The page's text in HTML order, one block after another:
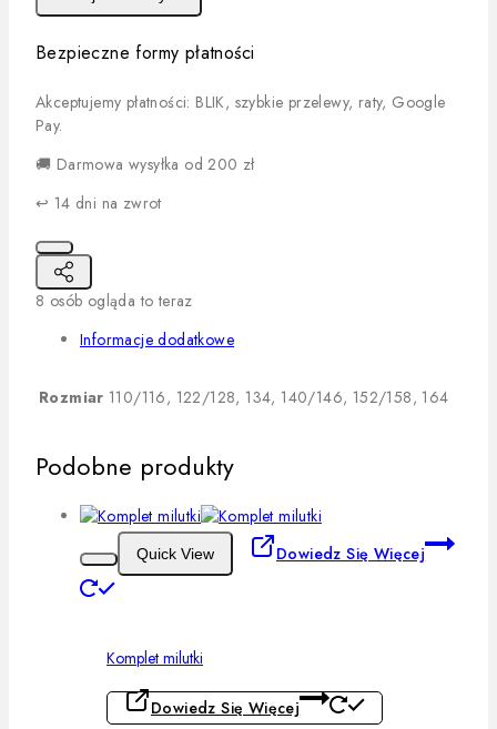
Bezpieczne formy płatności
Akceptujemy płatności: BLIK, szybkie przelewy, raty, Google
Pay.
🚚 Darmowa wysyłka od 200 zł
↩️ 14 dni na zwrot
8 osób ogląda to teraz
Informacje dodatkowe
Rozmiar 110/116, 122/128, 134, 140/146, 152/158, 164
Podobne produkty
Quick View Dowiedz Się Więcej
Komplet milutki
Dowiedz Się Więcej